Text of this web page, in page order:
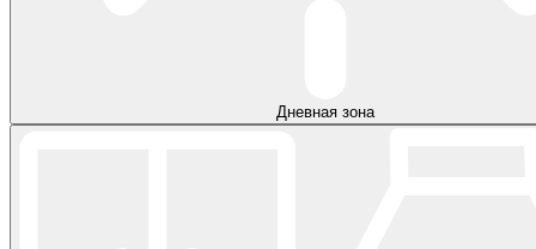
Дневная зона